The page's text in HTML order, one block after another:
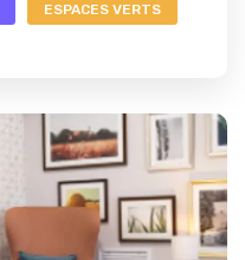
ESPACES VERTS